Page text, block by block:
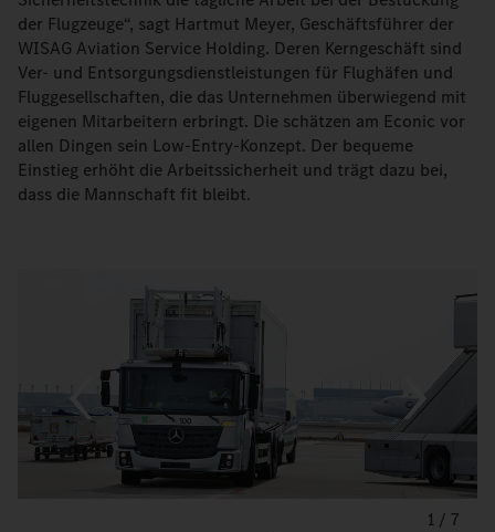
der Flugzeuge“, sagt Hartmut Meyer, Geschäftsführer der
WISAG Aviation Service Holding. Deren Kerngeschäft sind
Ver- und Entsorgungsdienstleistungen für Flughäfen und
Fluggesellschaften, die das Unternehmen überwiegend mit
eigenen Mitarbeitern erbringt. Die schätzen am Econic vor
allen Dingen sein Low-Entry-Konzept. Der bequeme
Einstieg erhöht die Arbeitssicherheit und trägt dazu bei,
dass die Mannschaft fit bleibt.
1 / 7